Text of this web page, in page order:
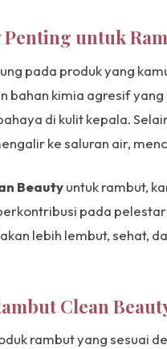
Penting untuk
pada produk yang
bahan kimia agresif
di kulit kepala.
ke saluran air,
Beautyuntuk rambut,
pada
lebih lembut, sehat,
Clean
rambut yang sesuai